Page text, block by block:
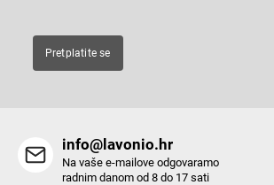
Pretplatite se
info@lavonio.hr
Na vaše e-mailove odgovaramo
radnim danom od 8 do 17 sati